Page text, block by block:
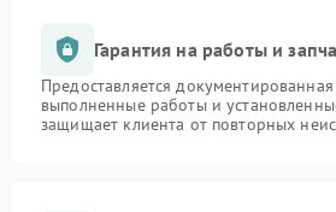
Гарантия на работы и
Предоставляется
выполненные работы и
защищает клиента от повторных